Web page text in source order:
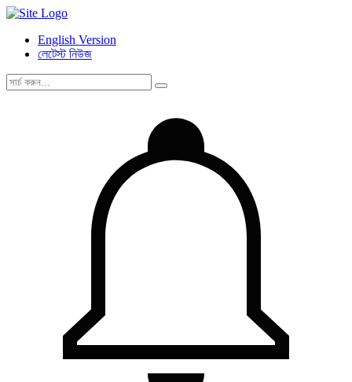
English Version
লেটেস্ট নিউজ